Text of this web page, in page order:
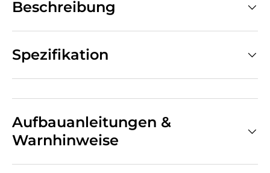
Beschreibung
Spezifikation
Aufbauanleitungen &
Warnhinweise